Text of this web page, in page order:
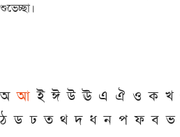
শুভেচ্ছা।
অ আ ই ঈ উ ঊ এ ঐ ও ক খ
ঠ ড ঢ ত থ দ ধ ন প ফ ব ভ